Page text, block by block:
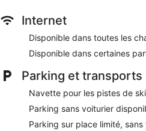
personnel attentionné de JUFA
marche de Station de Ski
hébergement, vous profiterez
sans oublier un spa proposant
Wi-Fi gratuit
Parking sans service de
Vous profiterez sur place
Internet
Disponible dans toutes les
Disponible dans certaines
Parking et transports
Navette pour les pistes de
Parking sans voiturier
Parking sur place limité, sans